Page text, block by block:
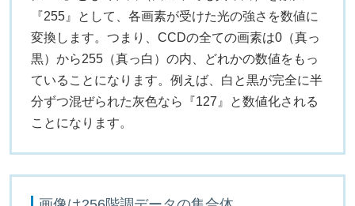
『255』として、各画素が受けた光の強さを数値に
変換します。つまり、CCDの全ての画素は0（真っ
黒）から255（真っ白）の内、どれかの数値をもっ
ていることになります。例えば、白と黒が完全に半
分ずつ混ぜられた灰色なら『127』と数値化される
ことになります。